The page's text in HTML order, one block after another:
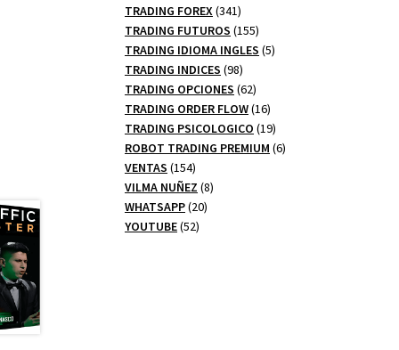
TRADING FOREX 341341
productos
TRADING FUTUROS 155155
productos
TRADING IDIOMA INGLES 55
TRADING INDICES 9898
productos
TRADING OPCIONES 6262
productos
TRADING ORDER FLOW 1616
productos
TRADING PSICOLOGICO 1919
productos
ROBOT TRADING PREMIUM 66
VENTAS 154154
productos
VILMA NUÑEZ 88
WHATSAPP 2020
YOUTUBE 5252